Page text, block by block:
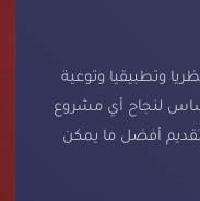
وتطبيقيا وتوعية
لنجاح أي مشروع
أفضل ما يمكن